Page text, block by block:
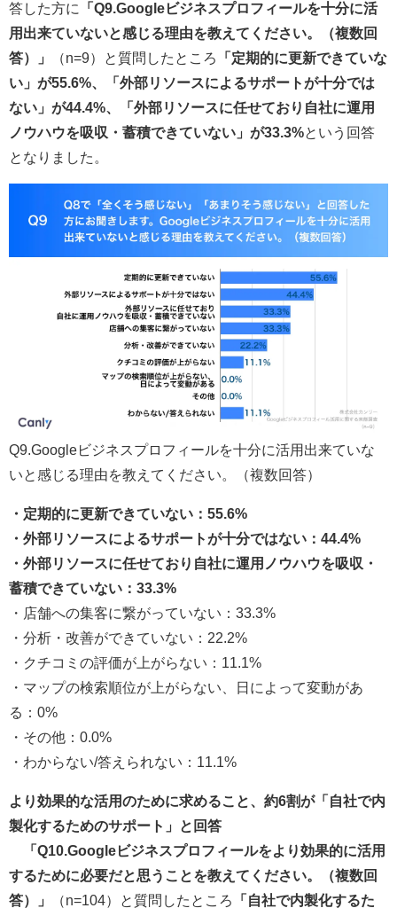
答した方に
「Q9.Googleビジネスプロフィールを十分に活
用出来ていないと感じる理由を教えてください。（複数回
答）」
（n=9）と質問したところ
「定期的に更新できていな
い」が55.6%、「外部リソースによるサポートが十分では
ない」が44.4%、「外部リソースに任せており自社に運用
ノウハウを吸収・蓄積できていない」が33.3%という回答
となりました。
Q9.Googleビジネスプロフィールを十分に活用出来ていな
いと感じる理由を教えてください。（複数回答）
・定期的に更新できていない：55.6%
・外部リソースによるサポートが十分ではない：44.4%
・外部リソースに任せており自社に運用ノウハウを吸収・
蓄積できていない：33.3%
・店舗への集客に繋がっていない：33.3%
・分析・改善ができていない：22.2%
・クチコミの評価が上がらない：11.1%
・マップの検索順位が上がらない、日によって変動があ
る：0%
・その他：0.0%
・わからない/答えられない：11.1%
より効果的な活用のために求めること、約6割が「自社で内
製化するためのサポート」と回答
「Q10.Googleビジネスプロフィールをより効果的に活用
するために必要だと思うことを教えてください。（複数回
答）」
（n=104）と質問したところ
「自社で内製化するた